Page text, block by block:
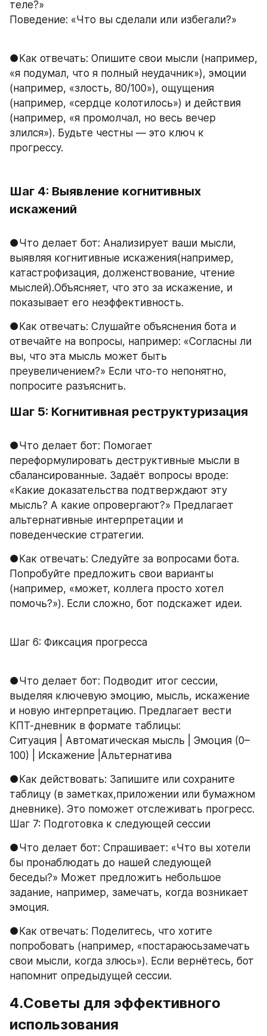
теле?»
Поведение: «Что вы сделали или избегали?»
●Как отвечать: Опишите свои мысли (например,
«я подумал, что я полный неудачник»), эмоции
(например, «злость, 80/100»), ощущения
(например, «сердце колотилось») и действия
(например, «я промолчал, но весь вечер
злился»). Будьте честны — это ключ к
прогрессу.
Шаг 4: Выявление когнитивных
искажений
●Что делает бот: Анализирует ваши мысли,
выявляя когнитивные искажения(например,
катастрофизация, долженствование, чтение
мыслей).Объясняет, что это за искажение, и
показывает его неэффективность.
●Как отвечать: Слушайте объяснения бота и
отвечайте на вопросы, например: «Согласны ли
вы, что эта мысль может быть
преувеличением?» Если что-то непонятно,
попросите разъяснить.
Шаг 5: Когнитивная реструктуризация
●Что делает бот: Помогает
переформулировать деструктивные мысли в
сбалансированные. Задаёт вопросы вроде:
«Какие доказательства подтверждают эту
мысль? А какие опровергают?» Предлагает
альтернативные интерпретации и
поведенческие стратегии.
●Как отвечать: Следуйте за вопросами бота.
Попробуйте предложить свои варианты
(например, «может, коллега просто хотел
помочь?»). Если сложно, бот подскажет идеи.
Шаг 6: Фиксация прогресса
●Что делает бот: Подводит итог сессии,
выделяя ключевую эмоцию, мысль, искажение
и новую интерпретацию. Предлагает вести
КПТ-дневник в формате таблицы:
Ситуация | Автоматическая мысль | Эмоция (0–
100) | Искажение |Альтернатива
●Как действовать: Запишите или сохраните
таблицу (в заметках,приложении или бумажном
дневнике). Это поможет отслеживать прогресс.
Шаг 7: Подготовка к следующей сессии
●Что делает бот: Спрашивает: «Что вы хотели
бы пронаблюдать до нашей следующей
беседы?» Может предложить небольшое
задание, например, замечать, когда возникает
эмоция.
●Как отвечать: Поделитесь, что хотите
попробовать (например, «постараюсьзамечать
свои мысли, когда злюсь»). Если вернётесь, бот
напомнит опредыдущей сессии.
4.Советы для эффективного
использования